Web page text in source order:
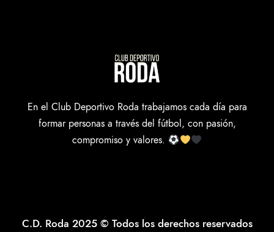
En el Club Deportivo Roda trabajamos cada día para
formar personas a través del fútbol, con pasión,
compromiso y valores.
C.D. Roda 2025 © Todos los derechos reservados